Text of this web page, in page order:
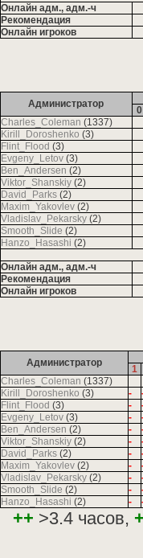
Онлайн адм., адм.-ч
Рекомендация
Онлайн игроков
Администратор
0
Charles_Coleman (1337)
Kirill_Doroshenko (3)
Flint_Flood (3)
Evgeny_Letov (3)
Ben_Andersen (2)
Viktor_Shanskiy (2)
David_Parks (2)
Maxim_Yakovlev (2)
Vladislav_Pekarsky (2)
Smooth_Slide (2)
Hanzo_Hasashi (2)
Онлайн адм., адм.-ч
Рекомендация
Онлайн игроков
Администратор
1
Charles_Coleman (1337)
Kirill_Doroshenko (3) -
Flint_Flood (3) -
Evgeny_Letov (3) -
Ben_Andersen (2) -
Viktor_Shanskiy (2) -
David_Parks (2) -
Maxim_Yakovlev (2) -
Vladislav_Pekarsky (2) -
Smooth_Slide (2) -
Hanzo_Hasashi (2) -
++ >3.4 часов,